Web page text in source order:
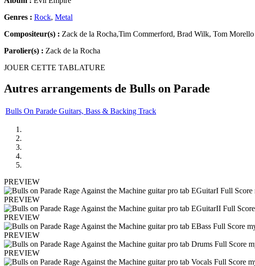
Genres : Rock, Metal
Compositeur(s) : Zack de la Rocha,Tim Commerford, Brad Wilk, Tom Morello
Parolier(s) : Zack de la Rocha
JOUER CETTE TABLATURE
Autres arrangements de Bulls on Parade
Bulls On Parade Guitars, Bass & Backing Track
PREVIEW
PREVIEW
PREVIEW
PREVIEW
PREVIEW